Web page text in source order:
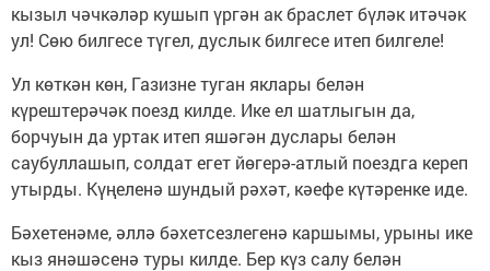
кызыл чәчкәләр кушып үргән ак браслет бүләк итәчәк
ул! Сөю билгесе түгел, дуслык билгесе итеп билгеле!
Ул көткән көн, Газизне туган яклары белән
күрештерәчәк поезд килде. Ике ел шатлыгын да,
борчуын да уртак итеп яшәгән дуслары белән
саубуллашып, солдат егет йөгерә-атлый поездга кереп
утырды. Күңеленә шундый рәхәт, кәефе күтәренке иде.
Бәхетенәме, әллә бәхетсезлегенә каршымы, урыны ике
кыз янәшәсенә туры килде. Бер күз салу белән